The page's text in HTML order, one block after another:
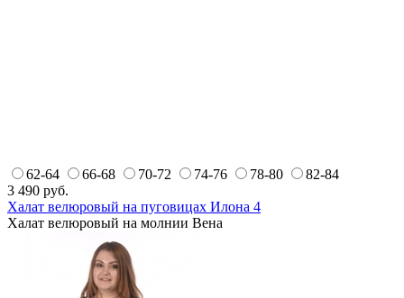
62-64 66-68 70-72 74-76 78-80
82-84
3 490 руб.
Халат велюровый на пуговицах Илона 4
Халат велюровый на молнии Вена